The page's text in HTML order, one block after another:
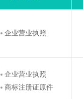
企业营业执照
企业营业执照
商标注册证原件